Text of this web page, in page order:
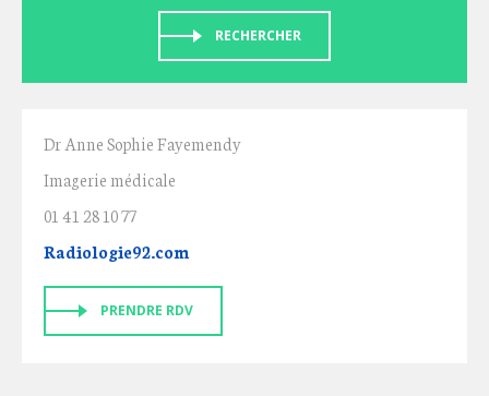
RECHERCHER
Dr Anne Sophie Fayemendy
Imagerie médicale
01 41 28 10 77
Radiologie92.com
PRENDRE RDV